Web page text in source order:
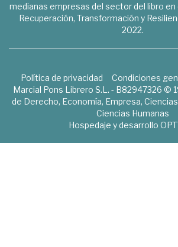
medianas empresas del sector del libro en
Recuperación, Transformación y
2022.
Política de privacidad Condiciones
Marcial Pons Librero S.L. - B82947326 ©
de Derecho, Economía, Empresa,
Ciencias Humanas
Hospedaje y desarrollo